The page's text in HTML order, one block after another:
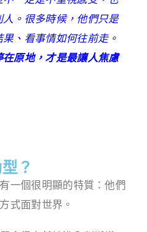
。很多時候，他們只是
、看事情如何往前走。
原地，才是最讓人焦慮
？
一個很明顯的特質：他們
式面對世界。